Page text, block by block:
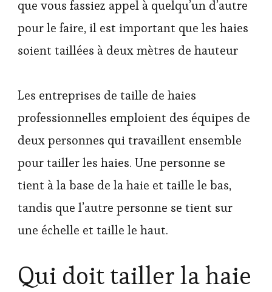
que vous fassiez appel à quelqu’un d’autre
pour le faire, il est important que les haies
soient taillées à deux mètres de hauteur
Les entreprises de taille de haies
professionnelles emploient des équipes de
deux personnes qui travaillent ensemble
pour tailler les haies. Une personne se
tient à la base de la haie et taille le bas,
tandis que l’autre personne se tient sur
une échelle et taille le haut.
Qui doit tailler la haie